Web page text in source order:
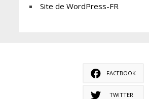
Site de WordPress-FR
FACEBOOK
TWITTER